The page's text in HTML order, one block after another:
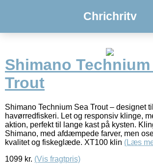
Chrichritv
Shimano Technium
Trout
Shimano Technium Sea Trout – designet
havørredfiskeri. Let og responsiv klinge,
aktion, perfekt til lange kast på kysten.
Shimano, med afdæmpede farver, men
kvalitet og fiskeglæde. XT100 klin (Læs
1099 kr. (Vis fragtpris)